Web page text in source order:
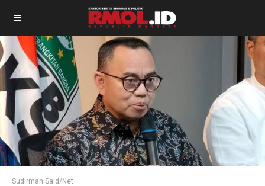
Sudirman Said/Net